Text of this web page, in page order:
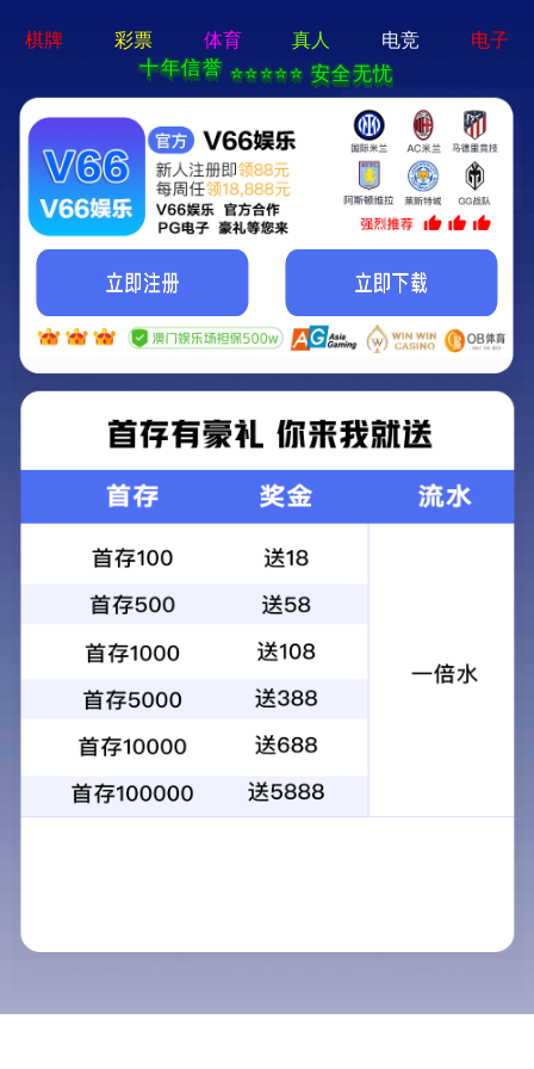
关于润和 产品中心 新闻动态
工程案例 售后服务 联系我们
江苏南通某危废处置企业废水蒸发器